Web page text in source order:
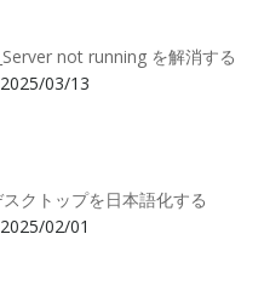
not running を解消する
2025/03/13
クトップを日本語化する
2025/02/01